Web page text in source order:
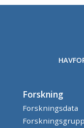
Forskning
Forskningsdata